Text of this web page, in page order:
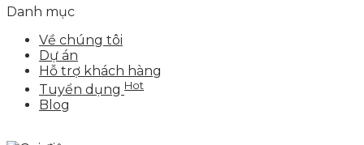
Danh mục
Về chúng tôi
Dự án
Hỗ trợ khách hàng
Tuyển dụng Hot
Blog